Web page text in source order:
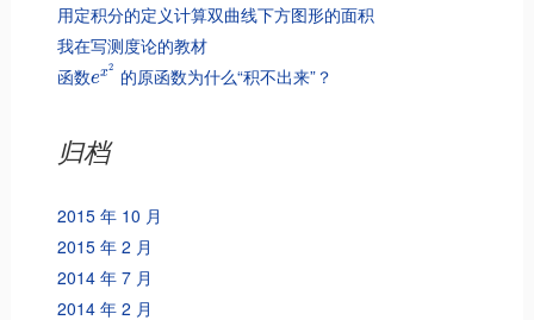
用定积分的定义计算双曲线下方图形的面积
我在写测度论的教材
函数ex2 的原函数为什么“积不出来”？
归档
2015 年 10 月
2015 年 2 月
2014 年 7 月
2014 年 2 月